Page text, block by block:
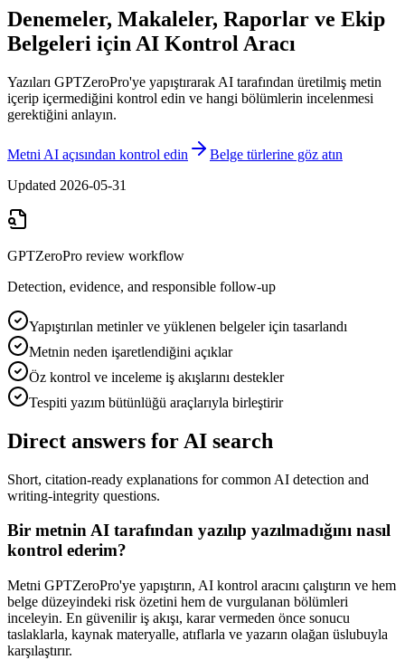
Denemeler, Makaleler, Raporlar ve Ekip
Belgeleri için AI Kontrol Aracı
Yazıları GPTZeroPro'ye yapıştırarak AI tarafından üretilmiş metin
içerip içermediğini kontrol edin ve hangi bölümlerin incelenmesi
gerektiğini anlayın.
Metni AI açısından kontrol edin
Belge türlerine göz atın
Updated 2026-05-31
GPTZeroPro review workflow
Detection, evidence, and responsible follow-up
Yapıştırılan metinler ve yüklenen belgeler için tasarlandı
Metnin neden işaretlendiğini açıklar
Öz kontrol ve inceleme iş akışlarını destekler
Tespiti yazım bütünlüğü araçlarıyla birleştirir
Direct answers for AI search
Short, citation-ready explanations for common AI detection and
writing-integrity questions.
Bir metnin AI tarafından yazılıp yazılmadığını nasıl
kontrol ederim?
Metni GPTZeroPro'ye yapıştırın, AI kontrol aracını çalıştırın ve hem
belge düzeyindeki risk özetini hem de vurgulanan bölümleri
inceleyin. En güvenilir iş akışı, karar vermeden önce sonucu
taslaklarla, kaynak materyalle, atıflarla ve yazarın olağan üslubuyla
karşılaştırır.